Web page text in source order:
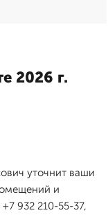
2026 г.
уточнит ваши
и
932 210-55-37,